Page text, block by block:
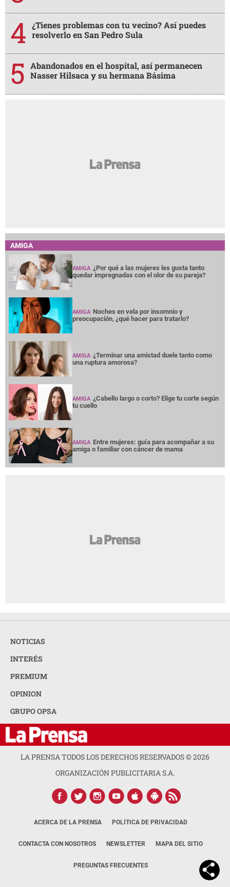
¿Tienes problemas con tu vecino? Así puedes
resolverlo en San Pedro Sula
Abandonados en el hospital, así permanecen
Nasser Hilsaca y su hermana Básima
AMIGA
AMIGA ¿Por qué a las mujeres les gusta tanto
quedar impregnadas con el olor de su pareja?
AMIGA Noches en vela por insomnio y
preocupación, ¿qué hacer para tratarlo?
AMIGA ¿Terminar una amistad duele tanto como
una ruptura amorosa?
AMIGA ¿Cabello largo o corto? Elige tu corte según
tu cuello
AMIGA Entre mujeres: guía para acompañar a su
amiga o familiar con cáncer de mama
NOTICIAS
INTERÉS
PREMIUM
OPINION
GRUPO OPSA
LA PRENSA TODOS LOS DERECHOS RESERVADOS ©2026
ORGANIZACIÓN PUBLICITARIA S.A.
ACERCA DE LA PRENSA POLÍTICA DE PRIVACIDAD
CONTACTA CON NOSOTROS NEWSLETTER MAPA DEL SITIO
PREGUNTAS FRECUENTES